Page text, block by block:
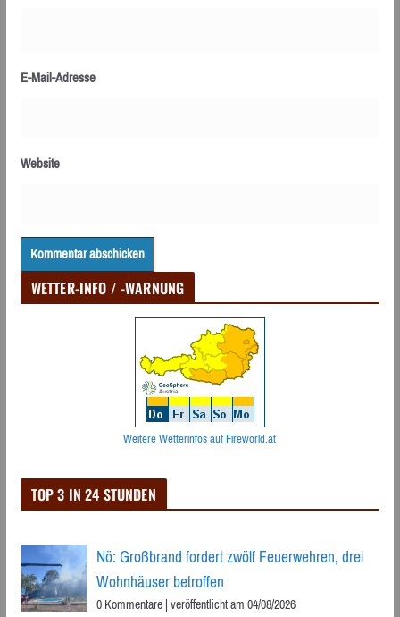
E-Mail-Adresse
Website
WETTER-INFO / -WARNUNG
Weitere Wetterinfos auf Fireworld.at
TOP 3 IN 24 STUNDEN
Nö: Großbrand fordert zwölf Feuerwehren, drei
Wohnhäuser betroffen
0 Kommentare|veröffentlicht am 04/08/2026